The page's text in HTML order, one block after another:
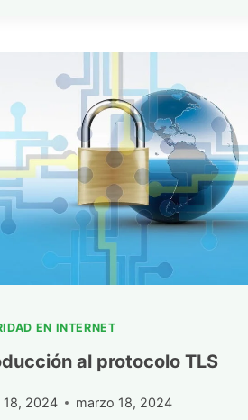
EN INTERNET
al protocolo TLS
18, 2024 marzo 18, 2024